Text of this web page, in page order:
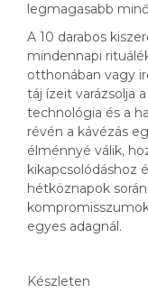
legmagasabb
A 10 darabos
mindennapi
otthonában vagy
táj ízeit varázsolja
technológia és a
révén a kávézás
élménnyé válik,
kikapcsolódáshoz
hétköznapok
egyes adagnál.
Készleten